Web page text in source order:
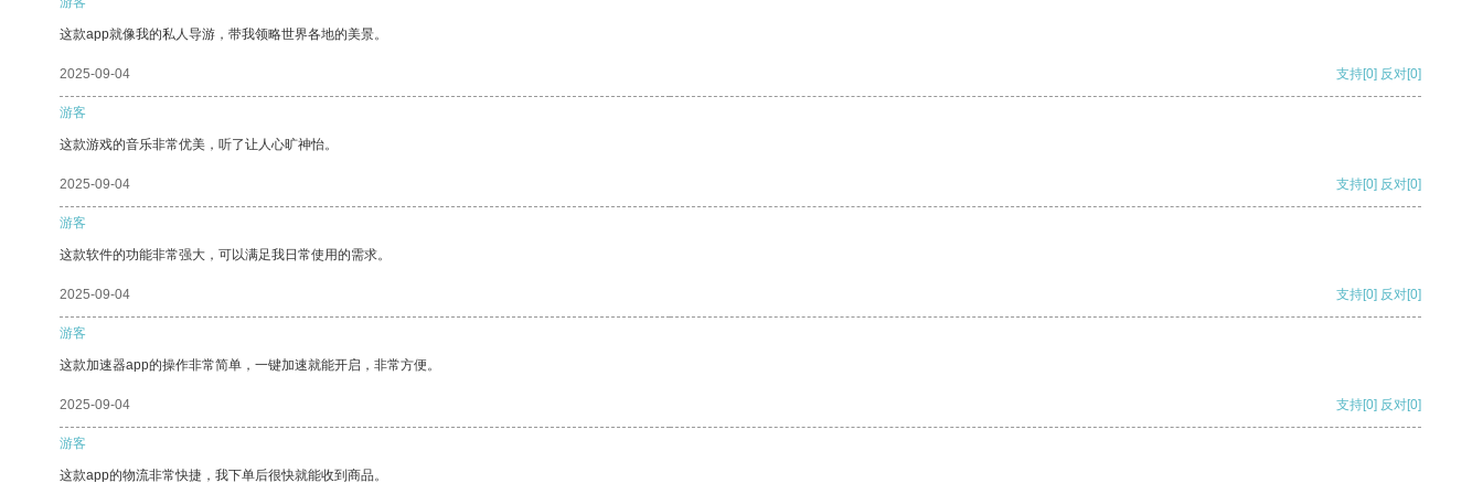
这款app就像我的私人导游，带我领略世界各地的美景。
2025-09-04 支持[0] 反对[0]
游客
这款游戏的音乐非常优美，听了让人心旷神怡。
2025-09-04 支持[0] 反对[0]
游客
这款软件的功能非常强大，可以满足我日常使用的需求。
2025-09-04 支持[0] 反对[0]
游客
这款加速器app的操作非常简单，一键加速就能开启，非常方便。
2025-09-04 支持[0] 反对[0]
游客
这款app的物流非常快捷，我下单后很快就能收到商品。